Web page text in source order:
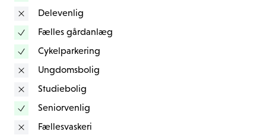
Elmehuset opfylder drømmen om en stilren og moderne
bolig, med tilhørende altan eller terrasse, hvor der er
mulighed for at nyde den friske luft og de solrige dage. I
gården vil du kunne finde det smukke og rummelige
orangeri, som er tilgængeligt for alle beboere i
ejendommen. Ydermere er der en moderne legeplads,
Delevenlig
Fælles gårdanlæg
Cykelparkering
Ungdomsbolig
Studiebolig
Seniorvenlig
Fællesvaskeri